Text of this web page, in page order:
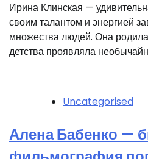
Ирина Клинская —
своим талантом и энергией
множества людей. Она
детства проявляла
Uncategorised
Алена Бабенко —